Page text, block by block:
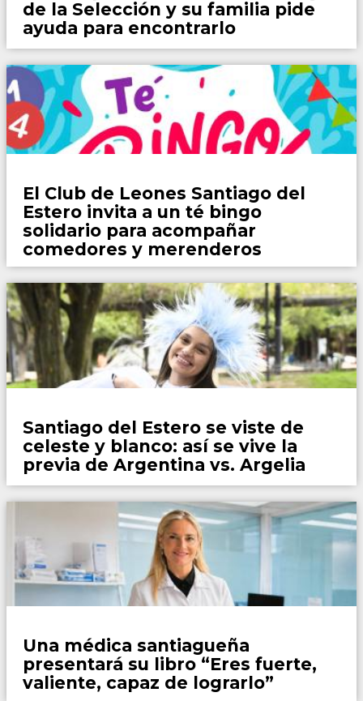
de la Selección y su familia pide
ayuda para encontrarlo
El Club de Leones Santiago del
Estero invita a un té bingo
solidario para acompañar
comedores y merenderos
Santiago del Estero se viste de
celeste y blanco: así se vive la
previa de Argentina vs. Argelia
Una médica santiagueña
presentará su libro “Eres fuerte,
valiente, capaz de lograrlo”